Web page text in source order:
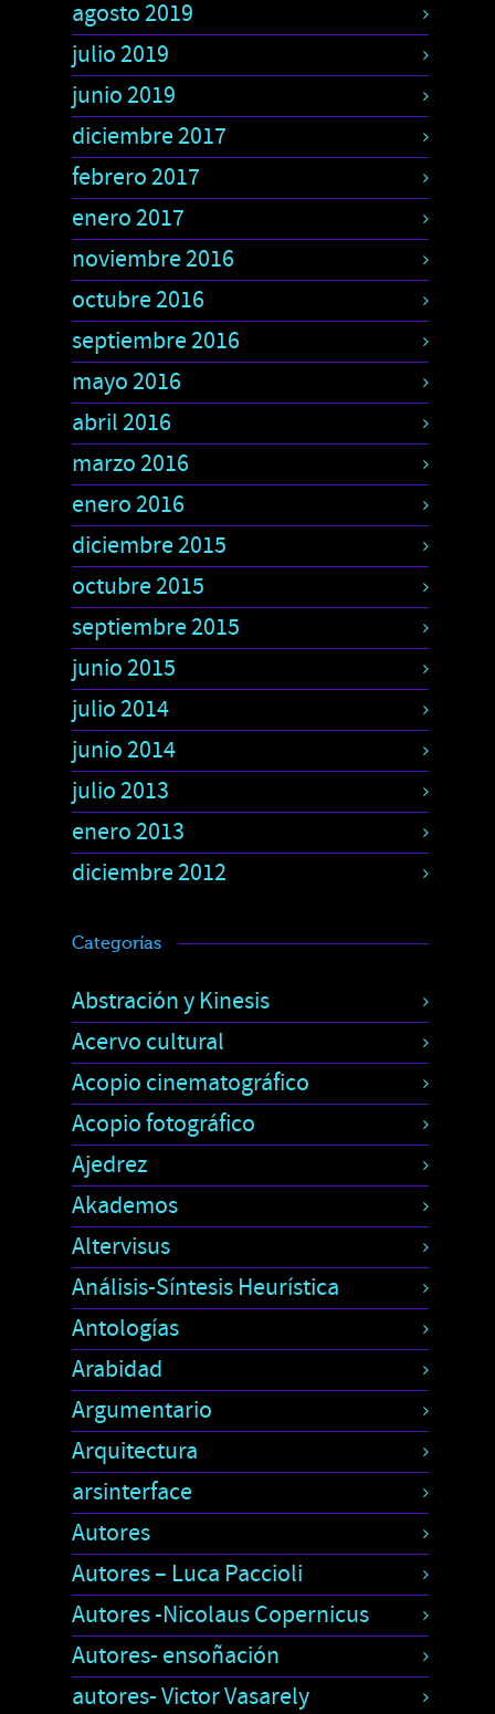
agosto 2019
julio 2019
junio 2019
diciembre 2017
febrero 2017
enero 2017
noviembre 2016
octubre 2016
septiembre 2016
mayo 2016
abril 2016
marzo 2016
enero 2016
diciembre 2015
octubre 2015
septiembre 2015
junio 2015
julio 2014
junio 2014
julio 2013
enero 2013
diciembre 2012
Categorías
Abstración y Kinesis
Acervo cultural
Acopio cinematográfico
Acopio fotográfico
Ajedrez
Akademos
Altervisus
Análisis-Síntesis Heurística
Antologías
Arabidad
Argumentario
Arquitectura
arsinterface
Autores
Autores – Luca Paccioli
Autores -Nicolaus Copernicus
Autores- ensoñación
autores- Victor Vasarely